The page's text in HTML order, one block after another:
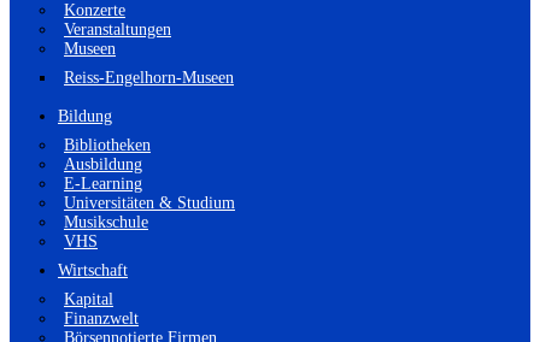
Konzerte
Veranstaltungen
Museen
Reiss-Engelhorn-Museen
Bildung
Bibliotheken
Ausbildung
E-Learning
Universitäten & Studium
Musikschule
VHS
Wirtschaft
Kapital
Finanzwelt
Börsennotierte Firmen